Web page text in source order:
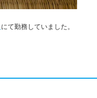
にて勤務していました。